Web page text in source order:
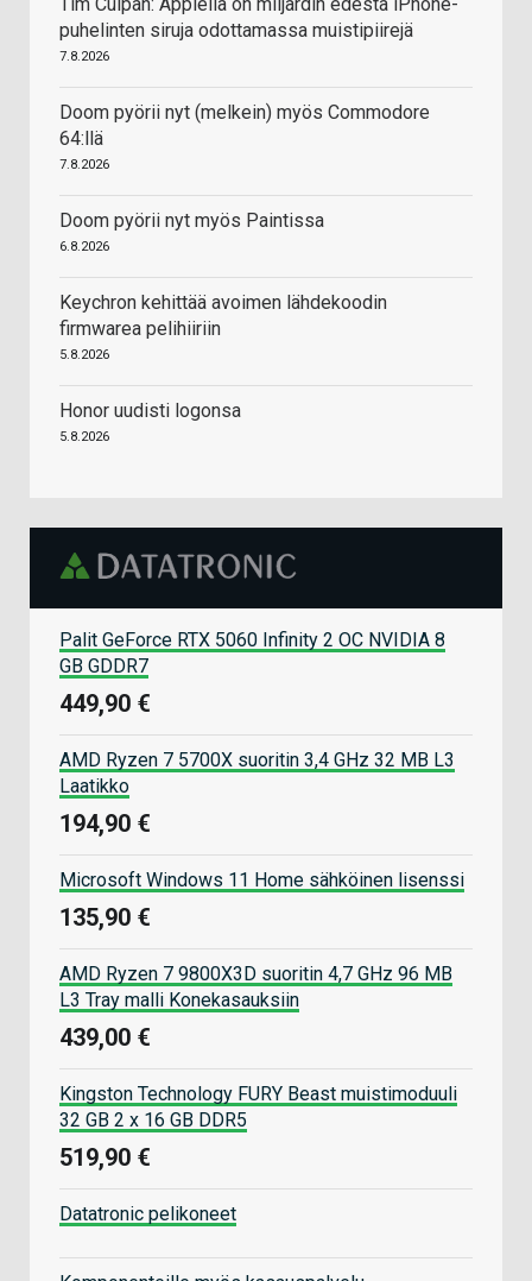
puhelinten siruja odottamassa muistipiirejä
7.8.2026
Doom pyörii nyt (melkein) myös Commodore
64:llä
7.8.2026
Doom pyörii nyt myös Paintissa
6.8.2026
Keychron kehittää avoimen lähdekoodin
firmwarea pelihiiriin
5.8.2026
Honor uudisti logonsa
5.8.2026
Palit GeForce RTX 5060 Infinity 2 OC NVIDIA 8
GB GDDR7
449,90 €
AMD Ryzen 7 5700X suoritin 3,4 GHz 32 MB L3
Laatikko
194,90 €
Microsoft Windows 11 Home sähköinen lisenssi
135,90 €
AMD Ryzen 7 9800X3D suoritin 4,7 GHz 96 MB
L3 Tray malli Konekasauksiin
439,00 €
Kingston Technology FURY Beast muistimoduuli
32 GB 2 x 16 GB DDR5
519,90 €
Datatronic pelikoneet